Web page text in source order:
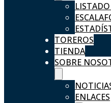
LISTADO
TOREROS
TIENDA
SOBRE
ENLACES